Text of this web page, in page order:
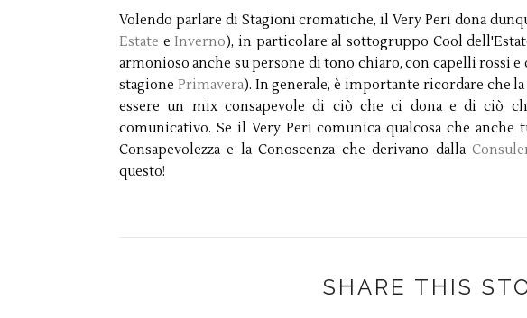
Volendo parlare di Stagioni cromatiche, il Very Peri dona
Estate eInverno), in particolare al sottogruppo Cool
armonioso anche su persone di tono chiaro, con capelli rossi
stagione Primavera). In generale, è importante ricordare che
essere un mix consapevole di ciò che ci dona e di ciò
comunicativo. Se il Very Peri comunica qualcosa che anche
Consapevolezza e la Conoscenza che derivano dalla
questo!
SHARE THIS